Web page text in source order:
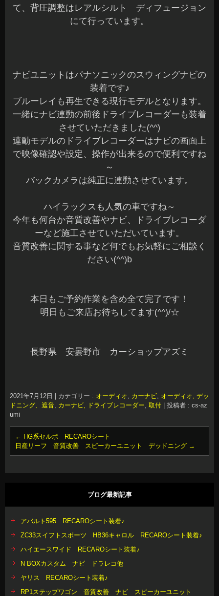
て、背圧調整はレアルシルト ディフュージョン
にて行っています。
ナビユニットはパナソニックのスウィングナビの
装着です♪
ブルーレイも再生できる現行モデルとなります。
一緒にナビ連動の前後ドライブレコーダーも装着
させていただきました(^^)
連動モデルのドライブレコーダーはナビの画面上
で映像確認や設定、操作が出来るので便利ですね
～
バックカメラは純正に連動させています。
ハイラックスも人気の車ですね～
今年も何台か音質改善やナビ、ドライブレコーダ
ーなど施工させていただいています。
音質改善に関する事など何でもお気軽にご相談く
ださい(^^)b
本日もご予約作業を含め全て完了です！
明日もご来店お待ちしてます(^^)/☆
長野県 安曇野市 カーショップアズミ
2021年7月12日 カテゴリー : オーディオ, カーナビ, オーディオ, デッ
ドニング、遮音, カーナビ, ドライブレコーダー, 取付
投稿者 : cs-az
umi
← HG系セルボ RECAROシート
日産リーフ 音質改善 スピーカーユニット デッドニング →
ブログ最新記事
アバルト595 RECAROシート装着♪
ZC33スイフトスポーツ HB36キャロル RECAROシート装着♪
ハイエースワイド RECAROシート装着♪
N-BOXカスタム ナビ ドラレコ他
ヤリス RECAROシート装着♪
RP1ステップワゴン 音質改善 ナビ スピーカーユニット